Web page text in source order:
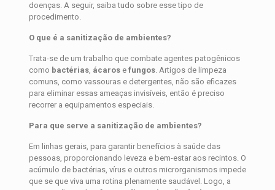
doenças. A seguir, saiba tudo sobre esse tipo de
procedimento.
O que é a sanitização de ambientes?
Trata-se de um trabalho que combate agentes patogênicos
como bactérias, ácarose fungos. Artigos de limpeza
comuns, como vassouras e detergentes, não são eficazes
para eliminar essas ameaças invisíveis, então é preciso
recorrer a equipamentos especiais.
Para que serve a sanitização de ambientes?
Em linhas gerais, para garantir benefícios à saúde das
pessoas, proporcionando leveza e bem-estar aos recintos. O
acúmulo de bactérias, vírus e outros microrganismos impede
que se que viva uma rotina plenamente saudável. Logo, a